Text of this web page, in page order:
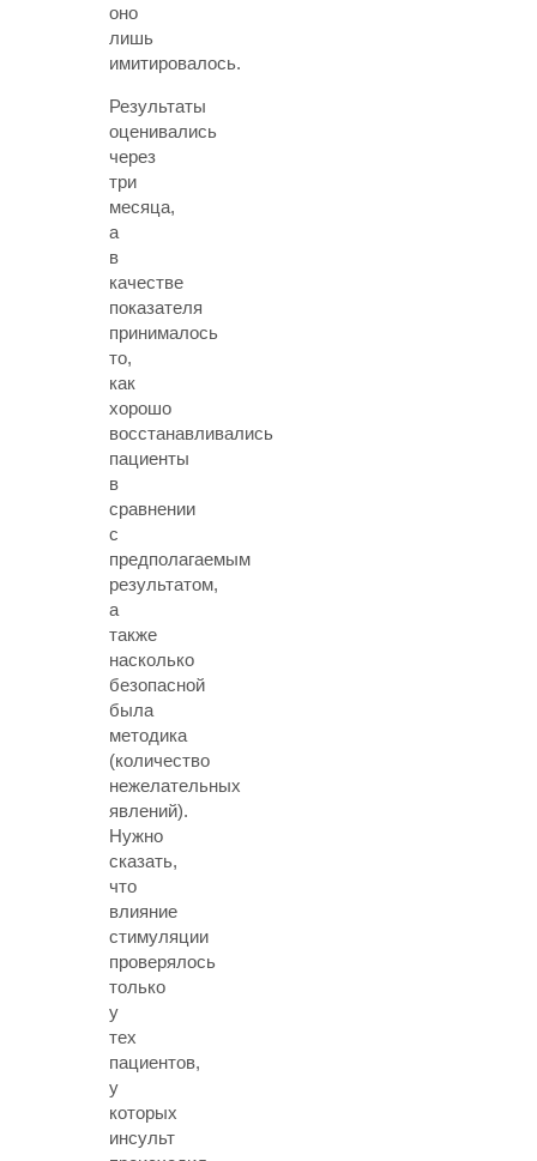
оно
лишь
имитировалось.
Результаты
оценивались
через
три
месяца,
а
в
качестве
показателя
принималось
то,
как
хорошо
восстанавливались
пациенты
в
сравнении
с
предполагаемым
результатом,
а
также
насколько
безопасной
была
методика
(количество
нежелательных
явлений).
Нужно
сказать,
что
влияние
стимуляции
проверялось
только
у
тех
пациентов,
у
которых
инсульт